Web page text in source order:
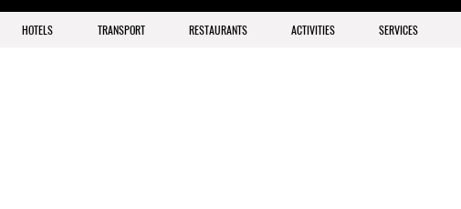
HOTELS TRANSPORT RESTAURANTS ACTIVITIES SERVICES